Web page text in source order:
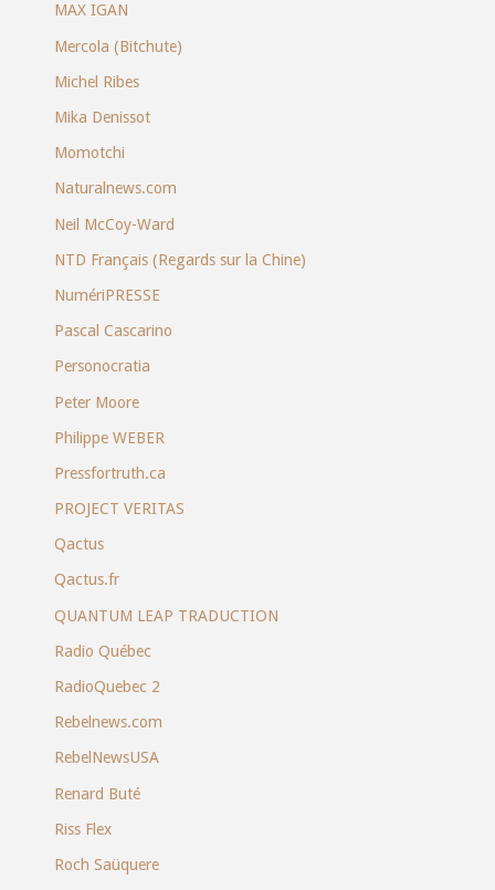
MAX IGAN
Mercola (Bitchute)
Michel Ribes
Mika Denissot
Momotchi
Naturalnews.com
Neil McCoy-Ward
NTD Français (Regards sur la Chine)
NumériPRESSE
Pascal Cascarino
Personocratia
Peter Moore
Philippe WEBER
Pressfortruth.ca
PROJECT VERITAS
Qactus
Qactus.fr
QUANTUM LEAP TRADUCTION
Radio Québec
RadioQuebec 2
Rebelnews.com
RebelNewsUSA
Renard Buté
Riss Flex
Roch Saüquere